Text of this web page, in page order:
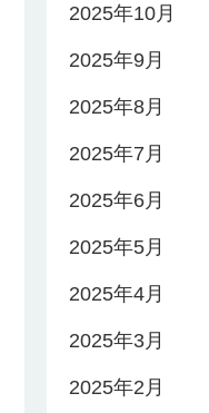
2025年10月
2025年9月
2025年8月
2025年7月
2025年6月
2025年5月
2025年4月
2025年3月
2025年2月